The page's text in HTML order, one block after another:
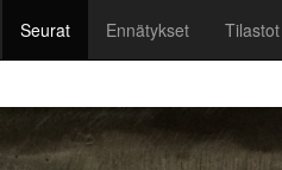
Seurat(current)Ennätykset Tilastot